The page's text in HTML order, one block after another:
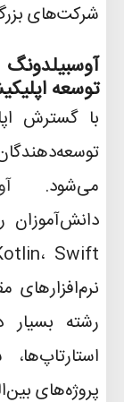
شرکت‌های
توسعه
با گسترش
می‌شود.
دانش‌آموزان
، Swift
نرم‌افزارهای
رشته
پروژه‌های